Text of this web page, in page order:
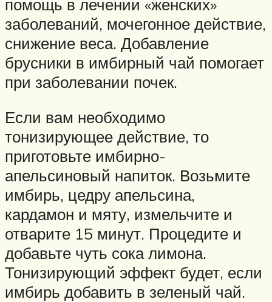
помощь в лечении «женских»
заболеваний, мочегонное действие,
снижение веса. Добавление
брусники в имбирный чай помогает
при заболевании почек.
Если вам необходимо
тонизирующее действие, то
приготовьте имбирно-
апельсиновый напиток. Возьмите
имбирь, цедру апельсина,
кардамон и мяту, измельчите и
отварите 15 минут. Процедите и
добавьте чуть сока лимона.
Тонизирующий эффект будет, если
имбирь добавить в зеленый чай.